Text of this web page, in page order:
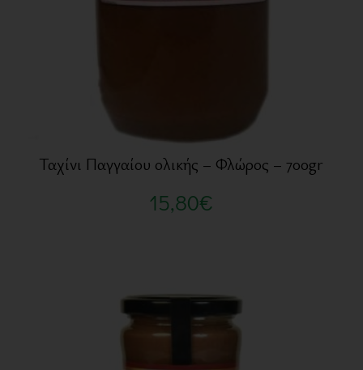
Ταχίνι Παγγαίου ολικής – Φλώρος – 700gr
15,80€